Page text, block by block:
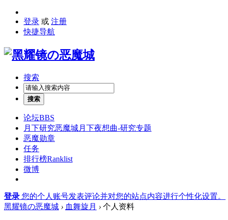
登录 或 注册
快捷导航
搜索
搜索
论坛BBS
月下研究恶魔城月下夜想曲-研究专题
恶魔勋章
任务
排行榜Ranklist
微博
登录 您的个人账号发表评论并对您的站点内容进行个性化设置。
黑耀镜の恶魔城 › 血舞旋月 › 个人资料